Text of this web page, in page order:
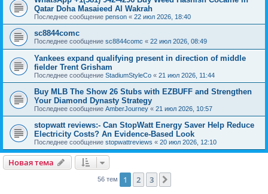
Qatar Doha Masaieed Al Wakrah
Последнее сообщение penson « 22 июл 2026, 18:40
sc8844comc
Последнее сообщение sc8844comc « 22 июл 2026, 08:49
Yankees expand qualifying present in direction of middle
fielder Trent Grisham
Последнее сообщение StadiumStyleCo « 21 июл 2026, 11:44
Buy MLB The Show 26 Stubs with EZBUFF and Strengthen
Your Diamond Dynasty Strategy
Последнее сообщение AmberJourney « 21 июл 2026, 10:57
stopwatt reviews:- Can StopWatt Energy Saver Help Reduce
Electricity Costs? An Evidence-Based Look
Последнее сообщение stopwattreviews « 20 июл 2026, 12:10
Новая тема
56 тем 1 2 3